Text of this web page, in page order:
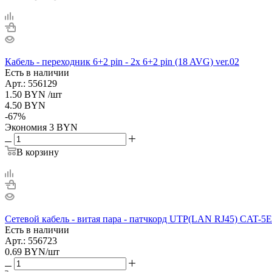
Кабель - переходник 6+2 pin - 2х 6+2 pin (18 AVG) ver.02
Есть в наличии
Арт.: 556129
1.50 BYN /шт
4.50 BYN
-67%
Экономия 3 BYN
В корзину
Сетевой кабель - витая пара - патчкорд UTP(LAN RJ45) CAT-
Есть в наличии
Арт.: 556723
0.69 BYN/шт